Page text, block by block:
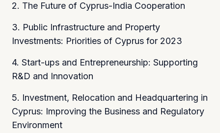
2. The Future of Cyprus-India Cooperation
3. Public Infrastructure and Property
Investments: Priorities of Cyprus for 2023
4. Start-ups and Entrepreneurship: Supporting
R&D and Innovation
5. Investment, Relocation and Headquartering in
Cyprus: Improving the Business and Regulatory
Environment